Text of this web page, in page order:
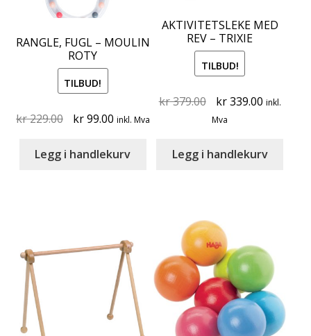
RANGLE, FUGL – MOULIN
ROTY
TILBUD!
kr229.00
Original
was:
kr99.00Current
is:
inkl. Mva
Legg i handlekurv
AKTIVITETSLEKE MED
REV – TRIXIE
TILBUD!
kr379.00
Original
price
kr 379.00.
kr339.00Current
kr 339.00.
inkl.
Mva
Legg i handlekurv